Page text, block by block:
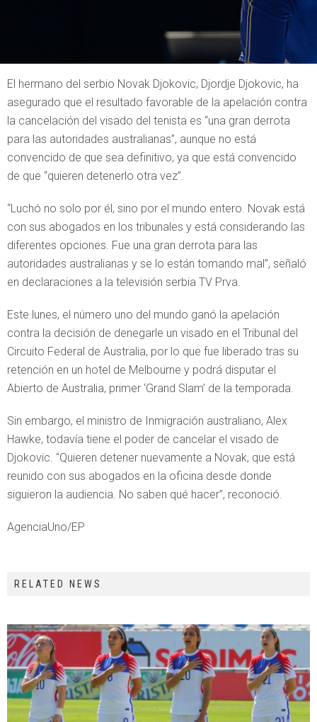
El hermano del serbio Novak Djokovic, Djordje Djokovic, ha
asegurado que el resultado favorable de la apelación contra
la cancelación del visado del tenista es “una gran derrota
para las autoridades australianas”, aunque no está
convencido de que sea definitivo, ya que está convencido
de que “quieren detenerlo otra vez”.
“Luchó no solo por él, sino por el mundo entero. Novak está
con sus abogados en los tribunales y está considerando las
diferentes opciones. Fue una gran derrota para las
autoridades australianas y se lo están tomando mal”, señaló
en declaraciones a la televisión serbia TV Prva.
Este lunes, el número uno del mundo ganó la apelación
contra la decisión de denegarle un visado en el Tribunal del
Circuito Federal de Australia, por lo que fue liberado tras su
retención en un hotel de Melbourne y podrá disputar el
Abierto de Australia, primer ‘Grand Slam’ de la temporada.
Sin embargo, el ministro de Inmigración australiano, Alex
Hawke, todavía tiene el poder de cancelar el visado de
Djokovic. “Quieren detener nuevamente a Novak, que está
reunido con sus abogados en la oficina desde donde
siguieron la audiencia. No saben qué hacer”, reconoció.
AgenciaUno/EP
RELATED NEWS